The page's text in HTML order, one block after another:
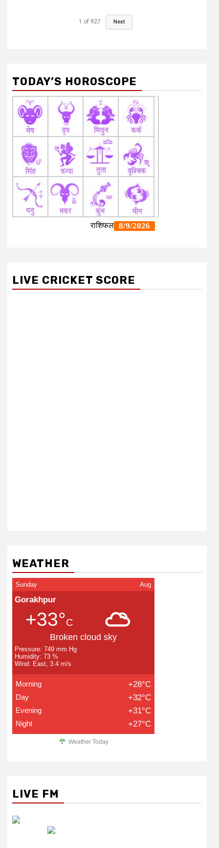
1 of 927 Next
TODAY’S HOROSCOPE
LIVE CRICKET SCORE
WEATHER
Sunday Aug
Gorakhpur
+33°C
Broken cloud sky
Pressure: 749 mm Hg
Humidity: 73 %
Wind: East, 3.4 m/s
Morning +28°C
Day +32°C
Evening +31°C
Night +27°C
Weather Today
LIVE FM